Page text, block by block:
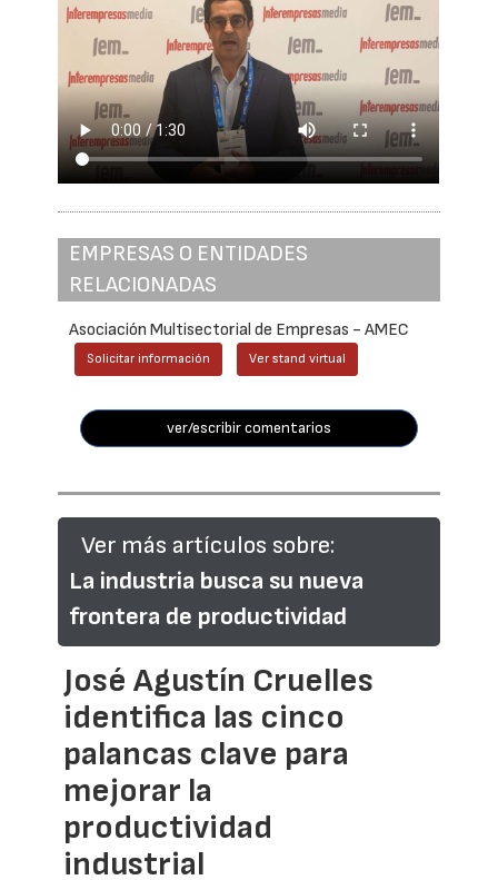
EMPRESAS O ENTIDADES
RELACIONADAS
Asociación Multisectorial de Empresas - AMEC
Solicitar información Ver stand virtual
ver/escribir comentarios
Ver más artículos sobre:
La industria busca su nueva
frontera de productividad
José Agustín Cruelles
identifica las cinco
palancas clave para
mejorar la
productividad
industrial